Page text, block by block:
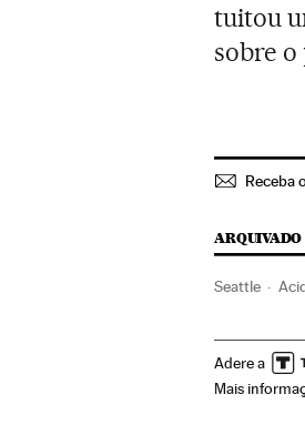
tuitou
sobre
Receba
ARQUIVADO
Seattle
Adere a
Mais